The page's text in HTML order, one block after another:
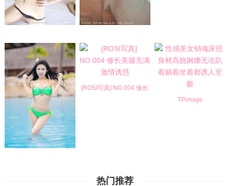
[ROSI写真] NO.004 修长
TPimage
热门推荐